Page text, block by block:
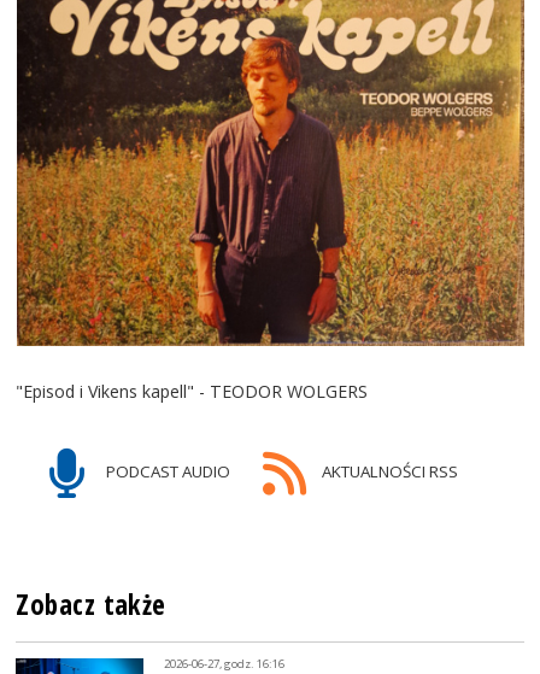
"Episod i Vikens kapell" - TEODOR WOLGERS
PODCAST AUDIO AKTUALNOŚCI RSS
Zobacz także
2026-06-27, godz. 16:16